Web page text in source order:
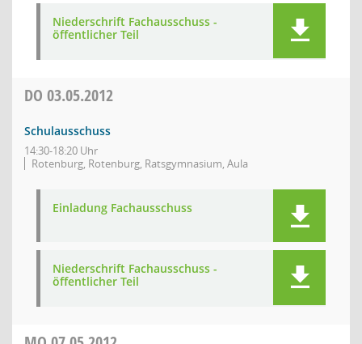
Niederschrift Fachausschuss -
öffentlicher Teil
DO 03.05.2012
Schulausschuss
14:30-18:20 Uhr
Rotenburg, Rotenburg, Ratsgymnasium, Aula
Einladung Fachausschuss
Niederschrift Fachausschuss -
öffentlicher Teil